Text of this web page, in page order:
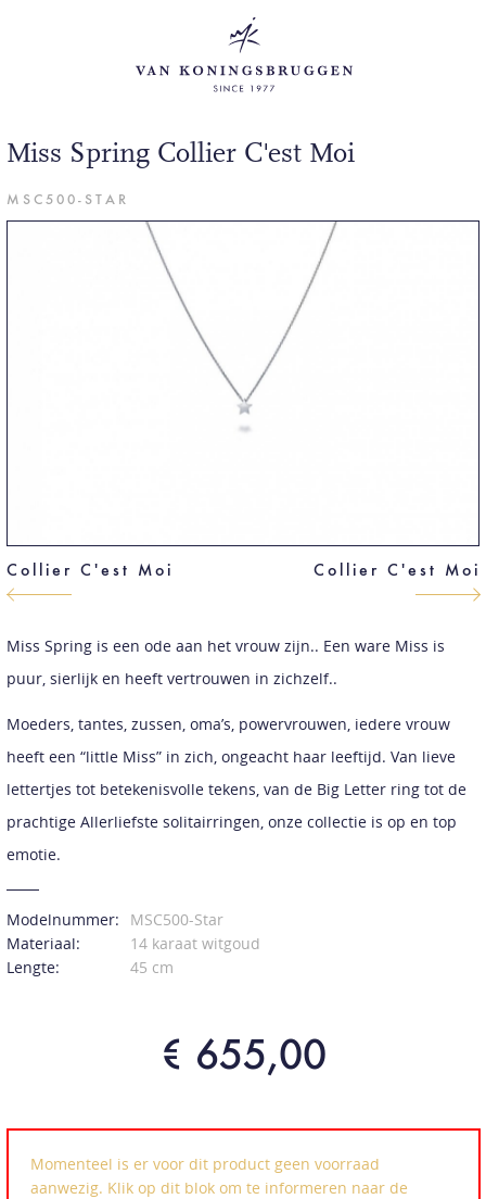
Miss Spring Collier C'est Moi
MSC500-STAR
Collier C'est Moi Collier C'est Moi
Miss Spring is een ode aan het vrouw zijn.. Een ware Miss is
puur, sierlijk en heeft vertrouwen in zichzelf..
Moeders, tantes, zussen, oma’s, powervrouwen, iedere vrouw
heeft een “little Miss” in zich, ongeacht haar leeftijd. Van lieve
lettertjes tot betekenisvolle tekens, van de Big Letter ring tot de
prachtige Allerliefste solitairringen, onze collectie is op en top
emotie.
Modelnummer:
MSC500-Star
Materiaal:
14 karaat witgoud
Lengte:
45 cm
€ 655,00
Momenteel is er voor dit product geen voorraad
aanwezig. Klik op dit blok om te informeren naar de